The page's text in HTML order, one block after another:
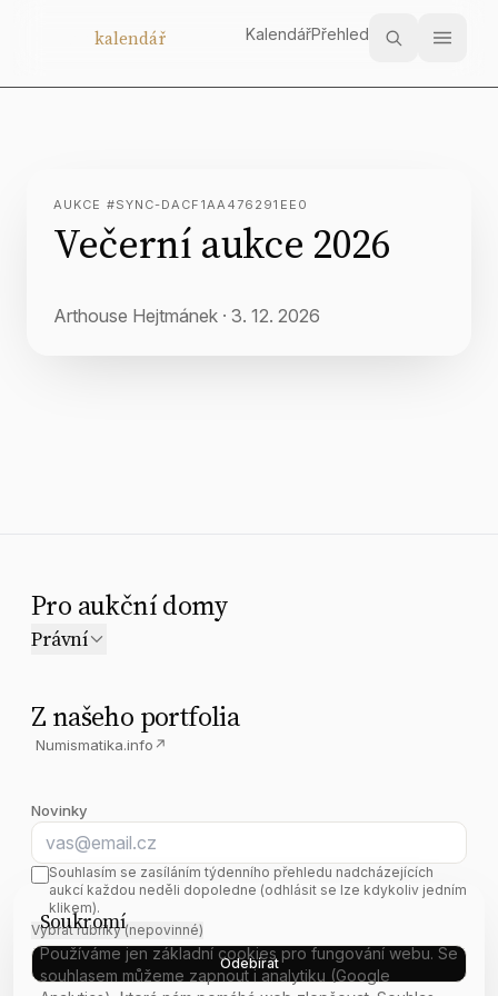
Soukromí
Používáme jen základní cookies pro fungování webu. Se
souhlasem můžeme zapnout i analytiku (Google
kalendář KalendářPřehled
AUKCE #SYNC-DACF1AA476291EE0
Večerní aukce 2026
Arthouse Hejtmánek · 3. 12. 2026
Pro aukční domy
Právní
Z našeho portfolia
Numismatika.info ↗
Novinky
E-mail
Souhlasím se zasíláním týdenního přehledu nadcházejících
aukcí každou neděli dopoledne (odhlásit se lze kdykoliv jedním
klikem).
Vybrat rubriky (nepovinné)
Odebírat